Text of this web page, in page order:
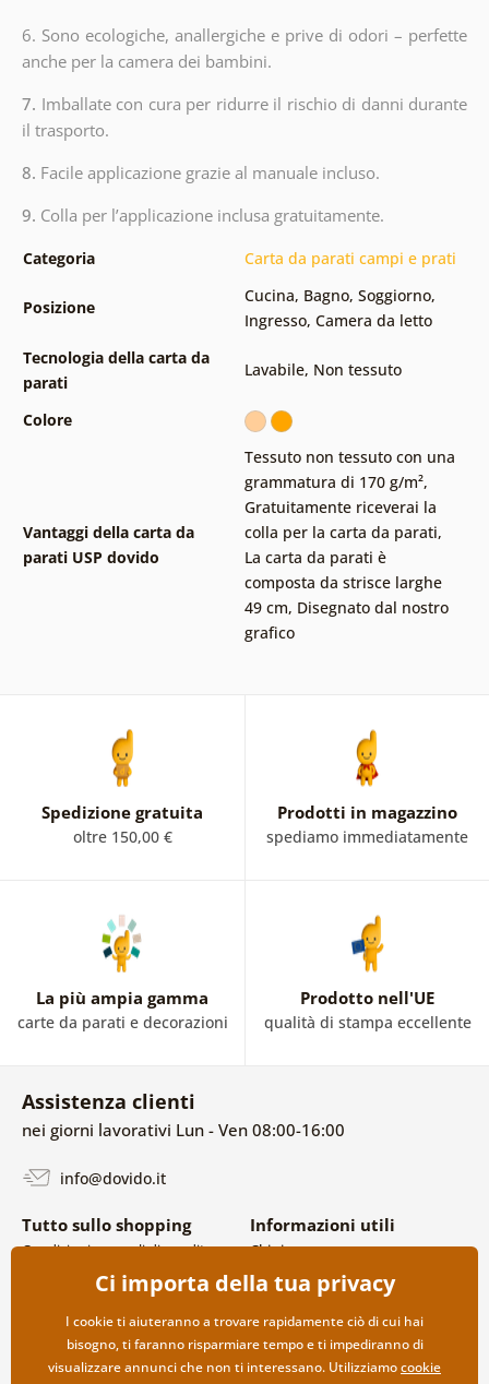
6. Sono ecologiche, anallergiche e prive di odori – perfette
anche per la camera dei bambini.
7. Imballate con cura per ridurre il rischio di danni durante
il trasporto.
8. Facile applicazione grazie al manuale incluso.
9. Colla per l’applicazione inclusa gratuitamente.
Categoria Carta da parati campi e prati
Posizione
Cucina, Bagno, Soggiorno,
Ingresso, Camera da letto
Tecnologia della carta da
parati
Lavabile, Non tessuto
Colore
Vantaggi della carta da
parati USP dovido
Tessuto non tessuto con una
grammatura di 170 g/m²,
Gratuitamente riceverai la
colla per la carta da parati,
La carta da parati è
composta da strisce larghe
49 cm, Disegnato dal nostro
grafico
Spedizione gratuita
oltre 150,00 €
Prodotti in magazzino
spediamo immediatamente
La più ampia gamma
carte da parati e decorazioni
Prodotto nell'UE
qualità di stampa eccellente
Assistenza clienti
nei giorni lavorativi Lun - Ven 08:00-16:00
info@dovido.it
Tutto sullo shopping
Condizioni generali di vendita e
Politica sulla privacy
Opzioni di spedizione e
pagamento
Reso della merce
Informazioni utili
Chi siamo
FAQ
Contatti
Collaborazione all’ingrosso
Ci importa della tua privacy
I cookie ti aiuteranno a trovare rapidamente ciò di cui hai
bisogno, ti faranno risparmiare tempo e ti impediranno di
visualizzare annunci che non ti interessano. Utilizziamocookie